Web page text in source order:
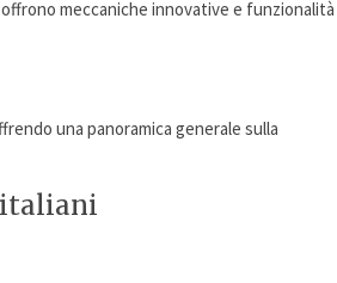
meccaniche innovative e funzionalità
una panoramica generale sulla
italiani